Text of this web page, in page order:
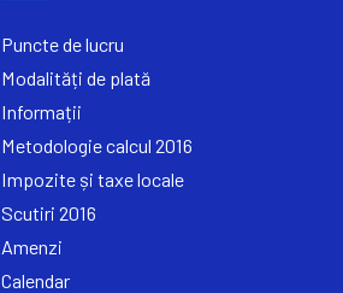
Puncte de lucru
Modalități de plată
Informații
Metodologie calcul 2016
Impozite și taxe locale
Scutiri 2016
Amenzi
Calendar